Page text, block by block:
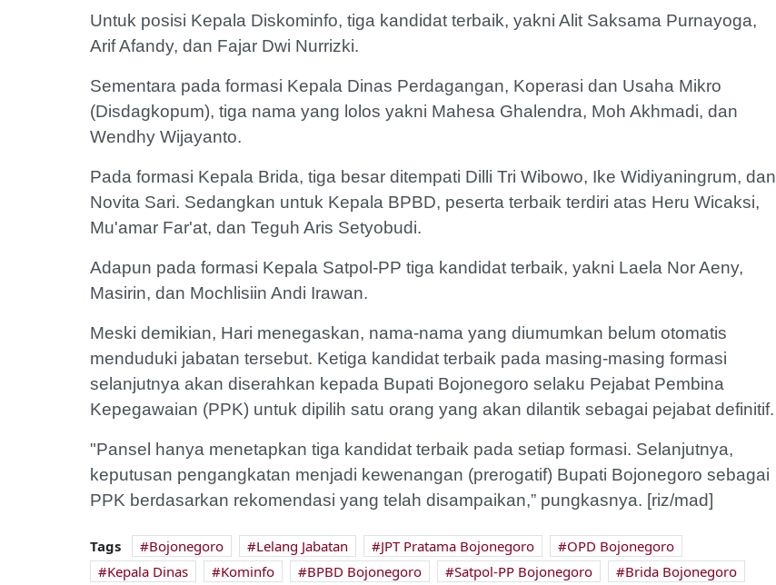
Untuk posisi Kepala Diskominfo, tiga kandidat terbaik, yakni Alit Saksama Purnayoga,
Arif Afandy, dan Fajar Dwi Nurrizki.
Sementara pada formasi Kepala Dinas Perdagangan, Koperasi dan Usaha Mikro
(Disdagkopum), tiga nama yang lolos yakni Mahesa Ghalendra, Moh Akhmadi, dan
Wendhy Wijayanto.
Pada formasi Kepala Brida, tiga besar ditempati Dilli Tri Wibowo, Ike Widiyaningrum, dan
Novita Sari. Sedangkan untuk Kepala BPBD, peserta terbaik terdiri atas Heru Wicaksi,
Mu'amar Far'at, dan Teguh Aris Setyobudi.
Adapun pada formasi Kepala Satpol-PP tiga kandidat terbaik, yakni Laela Nor Aeny,
Masirin, dan Mochlisiin Andi Irawan.
Meski demikian, Hari menegaskan, nama-nama yang diumumkan belum otomatis
menduduki jabatan tersebut. Ketiga kandidat terbaik pada masing-masing formasi
selanjutnya akan diserahkan kepada Bupati Bojonegoro selaku Pejabat Pembina
Kepegawaian (PPK) untuk dipilih satu orang yang akan dilantik sebagai pejabat definitif.
"Pansel hanya menetapkan tiga kandidat terbaik pada setiap formasi. Selanjutnya,
keputusan pengangkatan menjadi kewenangan (prerogatif) Bupati Bojonegoro sebagai
PPK berdasarkan rekomendasi yang telah disampaikan,” pungkasnya. [riz/mad]
Tags Bojonegoro Lelang Jabatan JPT Pratama Bojonegoro
OPD Bojonegoro
Kepala Dinas
Kominfo BPBD Bojonegoro Satpol-PP Bojonegoro
Brida Bojonegoro